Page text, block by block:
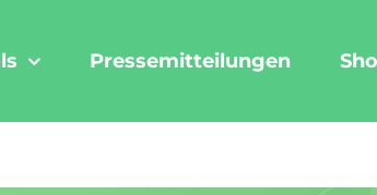
Pressemitteilungen